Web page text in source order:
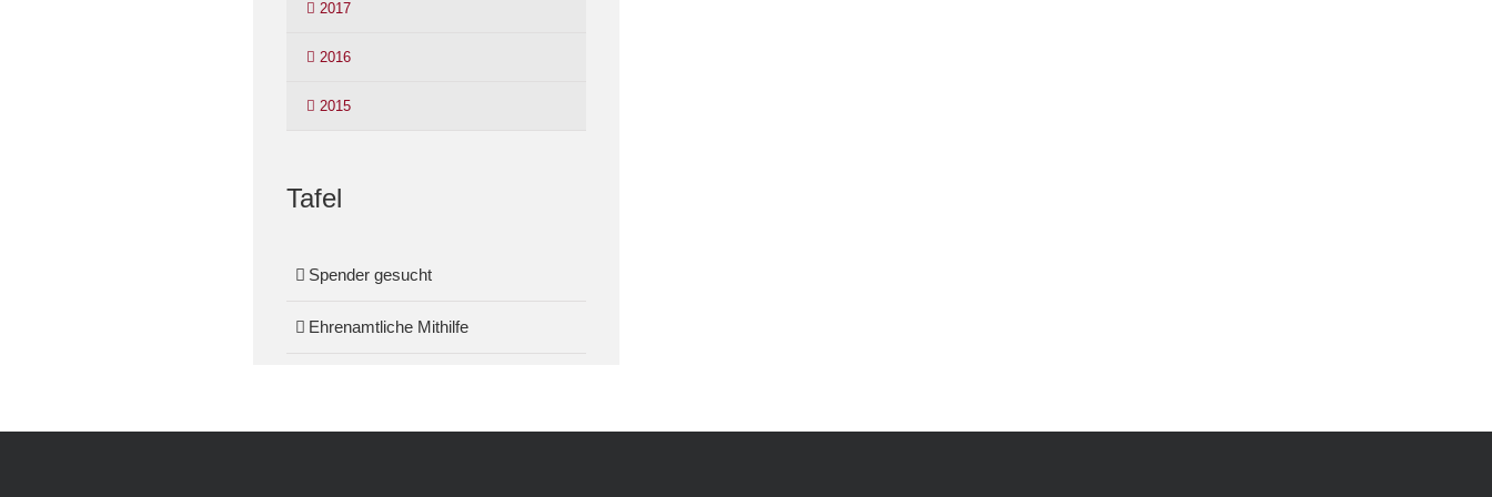
2017
2016
2015
Tafel
Spender gesucht
Ehrenamtliche Mithilfe